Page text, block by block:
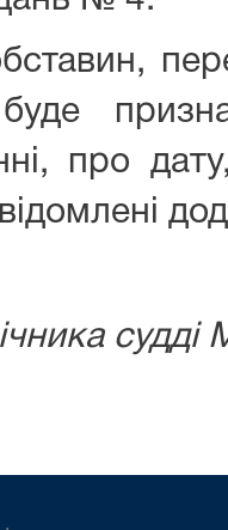
про